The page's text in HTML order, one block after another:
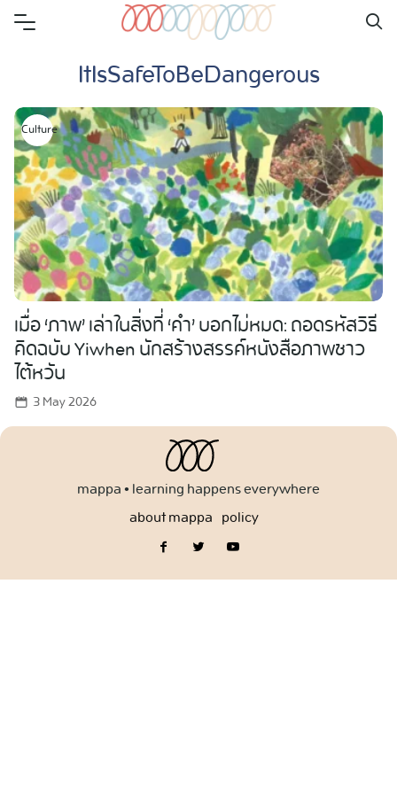
Skip
ItIsSafeToBeDangerous
Culture
เมื่อ ‘ภาพ’ เล่าในสิ่งที่ ‘คำ’ บอกไม่หมด: ถอดรหัสวิธี
คิดฉบับ Yiwhen นักสร้างสรรค์หนังสือภาพชาว
ไต้หวัน
3 May 2026
mappa • learning happens everywhere
about mappa policy